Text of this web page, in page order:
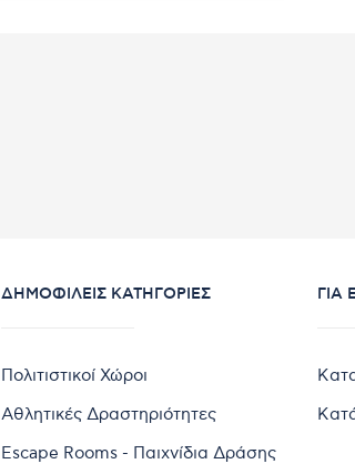
ΔΗΜΟΦΙΛΕΊΣ ΚΑΤΗΓΟΡΊΕΣ
Πολιτιστικοί Χώροι
Αθλητικές Δραστηριότητες
Escape Rooms - Παιχνίδια Δράσης
ΓΙΑ